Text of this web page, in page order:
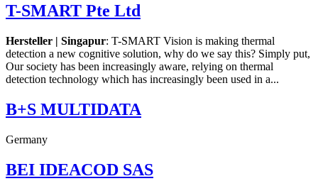
T-SMART Pte Ltd
Hersteller | Singapur: T-SMART Vision is making thermal
detection a new cognitive solution, why do we say this? Simply put,
Our society has been increasingly aware, relying on thermal
detection technology which has increasingly been used in a...
B+S MULTIDATA
Germany
BEI IDEACOD SAS